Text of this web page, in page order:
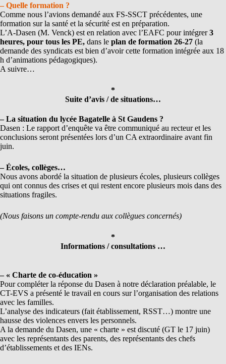
– Quelle formation ?
Comme nous l’avions demandé aux FS-SSCT précédentes, une
formation sur la santé et la sécurité est en préparation.
L’A-Dasen (M. Venck) est en relation avec l’EAFC pour intégrer3
heures, pour tous les PE, dans le plan de formation 26-27 (la
demande des syndicats est bien d’avoir cette formation intégrée aux 18
h d’animations pédagogiques).
A suivre…
*
Suite d’avis / de situations…
– La situation du lycée Bagatelle à St Gaudens ?
Dasen : Le rapport d’enquête va être communiqué au recteur et les
conclusions seront présentées lors d’un CA extraordinaire avant fin
juin.
– Écoles, collèges…
Nous avons abordé la situation de plusieurs écoles, plusieurs collèges
qui ont connus des crises et qui restent encore plusieurs mois dans des
situations fragiles.
(Nous faisons un compte-rendu aux collègues concernés)
*
Informations / consultations …
– « Charte de co-éducation »
Pour compléter la réponse du Dasen à notre déclaration préalable, le
CT-EVS a présenté le travail en cours sur l’organisation des relations
avec les familles.
L’analyse des indicateurs (fait établissement, RSST…) montre une
hausse des violences envers les personnels.
A la demande du Dasen, une « charte » est discuté (GT le 17 juin)
avec les représentants des parents, des représentants des chefs
d’établissements et des IENs.